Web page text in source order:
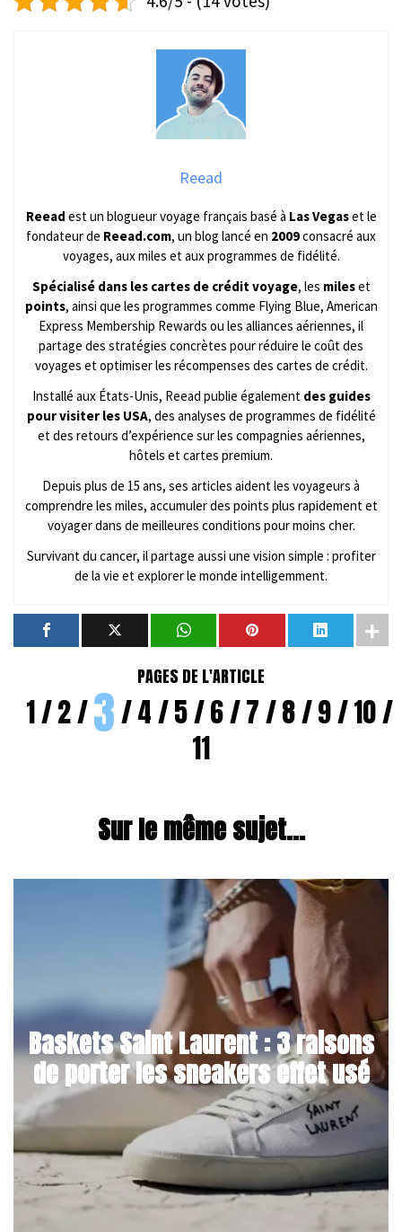
Reead
Reead est un blogueur voyage français basé à Las Vegaset le
fondateur de Reead.com, un blog lancé en 2009consacré aux
voyages, aux miles et aux programmes de fidélité.
Spécialisé dans les cartes de crédit voyage, les mileset
points, ainsi que les programmes comme Flying Blue, American
Express Membership Rewards ou les alliances aériennes, il
partage des stratégies concrètes pour réduire le coût des
voyages et optimiser les récompenses des cartes de crédit.
Installé aux États-Unis, Reead publie également des guides
pour visiter les USA, des analyses de programmes de fidélité
et des retours d’expérience sur les compagnies aériennes,
hôtels et cartes premium.
Depuis plus de 15 ans, ses articles aident les voyageurs à
comprendre les miles, accumuler des points plus rapidement et
voyager dans de meilleures conditions pour moins cher.
Survivant du cancer, il partage aussi une vision simple : profiter
de la vie et explorer le monde intelligemment.
PAGES DE L'ARTICLE
1 2 3 4 5 6 7 8 9 10
11
Sur le même sujet...
Baskets Saint Laurent : 3 raisons
de porter les sneakers effet usé